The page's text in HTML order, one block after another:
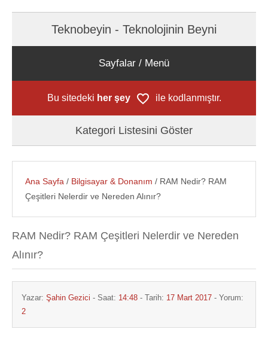
Teknobeyin - Teknolojinin Beyni
Sayfalar / Menü
Bu sitedeki her şey ile kodlanmıştır.
Kategori Listesini Göster
Ana Sayfa / Bilgisayar & Donanım / RAM Nedir? RAM
Çeşitleri Nelerdir ve Nereden Alınır?
RAM Nedir? RAM Çeşitleri Nelerdir ve Nereden
Alınır?
Yazar: Şahin Gezici - Saat: 14:48 - Tarih: 17 Mart 2017 - Yorum:
2